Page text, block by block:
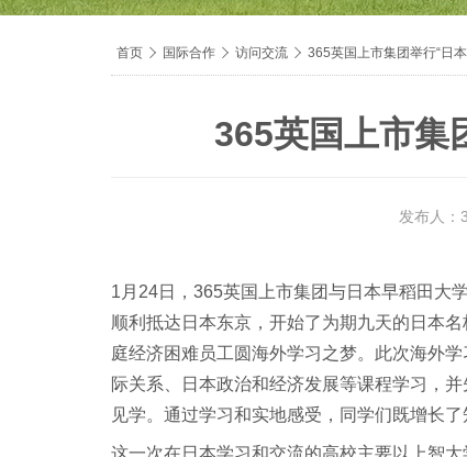
导
航
首页  国际合作  访问交流  365英国上市集团举行“日
365英国上市集
发布人：
1月24日，365英国上市集团与日本早稻田大
顺利抵达日本东京，开始了为期九天的日本
庭经济困难员工圆海外学习之梦。此次海外
际关系、日本政治和经济发展等课程学习，
见学。通过学习和实地感受，同学们既增长
这一次在日本学习和交流的高校主要以上智